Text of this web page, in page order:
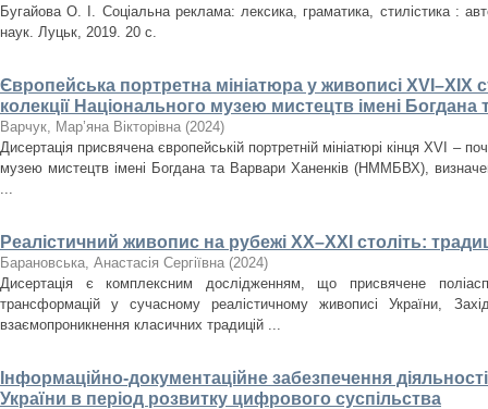
Бугайова О. І. Соціальна реклама: лексика, граматика, стилістика :
наук. Луцьк, 2019. 20 с.
Європейська портретна мініатюра у живописі XVI–XIX
колекції Національного музею мистецтв імені Богдана
Варчук, Мар’яна Вікторівна (2024)
Дисертація присвячена європейській портретній мініатюрі кінця XVI –
музею мистецтв імені Богдана та Варвари Ханенків (НММБВХ),
...
Реалістичний живопис на рубежі ХХ–ХХІ століть:
Барановська, Анастасія Сергіївна (2024)
Дисертація є комплексним дослідженням, що присвячене
трансформацій у сучасному реалістичному живописі України,
взаємопроникнення класичних традицій ...
Інформаційно-документаційне забезпечення
України в період розвитку цифрового суспільства